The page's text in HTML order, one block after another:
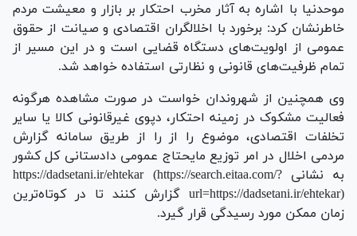
موحدنیا با اشاره به آثار مخرب احتکار بر بازار و معیشت مردم
خاطرنشان کرد: برخورد با اخلالگران اقتصادی و صیانت از حقوق
عمومی از اولویت‌های دستگاه قضایی است و در این مسیر از
تمام ظرفیت‌های قانونی و نظارتی استفاده خواهد شد.
وی همچنین از شهروندان خواست در صورت مشاهده هرگونه
فعالیت مشکوک در زمینه احتکار، دپوی غیرقانونی کالا یا سایر
تخلفات اقتصادی، موضوع را از را از طریق سامانه گزارش
مردمی اخلال در امر توزیع مایحتاج عمومی دادستانی کل کشور
به نشانی https://dadsetani.ir/ehtekar (https://search.eitaa.com/?
url=https://dadsetani.ir/ehtekar) گزارش کنند تا در کوتاه‌ترین
زمان ممکن مورد رسیدگی قرار گیرد.